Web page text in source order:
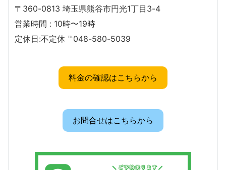
〒360-0813 埼玉県熊谷市円光1丁目3-4
営業時間 : 10時〜19時
定休日:不定休 ℡048-580-5039
料金の確認はこちらから
お問合せはこちらから